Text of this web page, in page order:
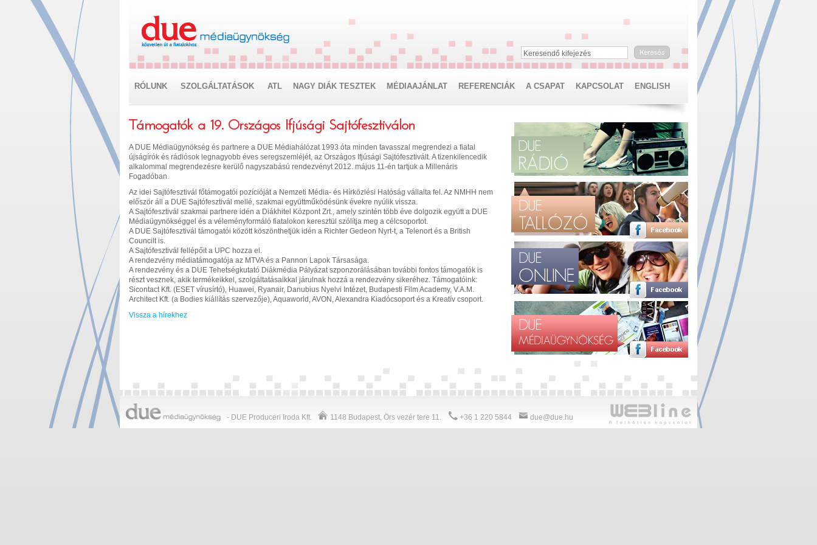
Keresendő kifejezés
RÓLUNK SZOLGÁLTATÁSOK ATL NAGY DIÁK TESZTEK MÉDIAAJÁNLAT REFERENCIÁK A CSAPAT KAPCSOLAT ENGLISH
Támogatók a 19. Országos Ifjúsági Sajtófesztiválon
A DUE Médiaügynökség és partnere a DUE Médiahálózat 1993 óta minden tavasszal megrendezi a fiatal
újságírók és rádiósok legnagyobb éves seregszemléjét, az Országos Ifjúsági Sajtófesztivált. A tizenkilencedik
alkalommal megrendezésre kerülő nagyszabású rendezvényt 2012. május 11-én tartjuk a Millenáris
Fogadóban.
Az idei Sajtófesztivál főtámogatói pozícióját a Nemzeti Média- és Hírközlési Hatóság vállalta fel. Az NMHH nem
először áll a DUE Sajtófesztivál mellé, szakmai együttműködésünk évekre nyúlik vissza.
A Sajtófesztivál szakmai partnere idén a Diákhitel Központ Zrt., amely szintén több éve dolgozik együtt a DUE
Médiaügynökséggel és a véleményformáló fiatalokon keresztül szólítja meg a célcsoportot.
A DUE Sajtófesztivál támogatói között köszönthetjük idén a Richter Gedeon Nyrt-t, a Telenort és a British
Councilt is.
A Sajtófesztivál fellépőit a UPC hozza el.
A rendezvény médiatámogatója az MTVA és a Pannon Lapok Társasága.
A rendezvény és a DUE Tehetségkutató Diákmédia Pályázat szponzorálásában további fontos támogatók is
részt vesznek, akik termékeikkel, szolgáltatásaikkal járulnak hozzá a rendezvény sikeréhez. Támogatóink:
Sicontact Kft. (ESET vírusírtó), Huawei, Ryanair, Danubius Nyelvi Intézet, Budapesti Film Academy, V.A.M.
Architect Kft. (a Bodies kiállítás szervezője), Aquaworld, AVON, Alexandra Kiadócsoport és a Kreatív csoport.
Vissza a hírekhez
- DUE Produceri Iroda Kft. 1148 Budapest, Örs vezér tere 11. +36 1 220 5844 due@due.hu